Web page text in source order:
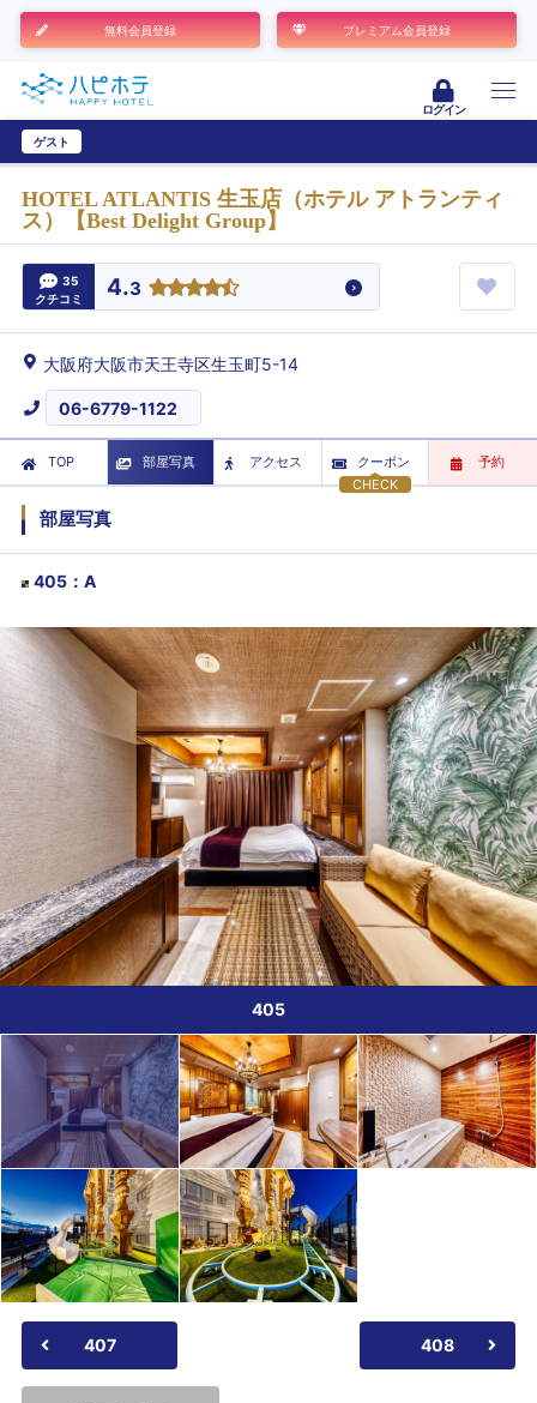
無料会員登録 プレミアム会員登録
ログイン
ゲスト
HOTEL ATLANTIS 生玉店（ホテル アトランティ
ス）【Best Delight Group】
35
クチコミ
4.3
大阪府大阪市天王寺区生玉町5-14
06-6779-1122
TOP 部屋写真
アクセス
CHECK
クーポン 予約
部屋写真
405 ： A
405
407 408